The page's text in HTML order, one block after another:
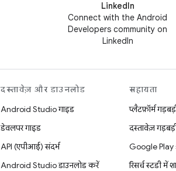
LinkedIn
Connect with the Android
Developers community on
LinkedIn
दस्तावेज़ और डाउनलोड
Android Studio गाइड
डेवलपर गाइड
API (एपीआई) संदर्भ
Android Studio डाउनलोड करें
सहायता
प्लैटफ़ॉर्म
दस्तावेज़
Google
रिसर्च स्टडी में